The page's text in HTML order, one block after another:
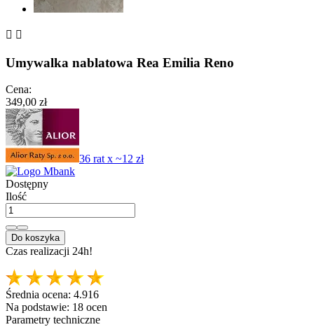
 
Umywalka nablatowa Rea Emilia Reno
Cena:
349,00 zł
36 rat x ~12 zł
Dostępny
Ilość
Do koszyka
Czas realizacji 24h!
Średnia ocena: 4.916
Na podstawie: 18 ocen
Parametry techniczne